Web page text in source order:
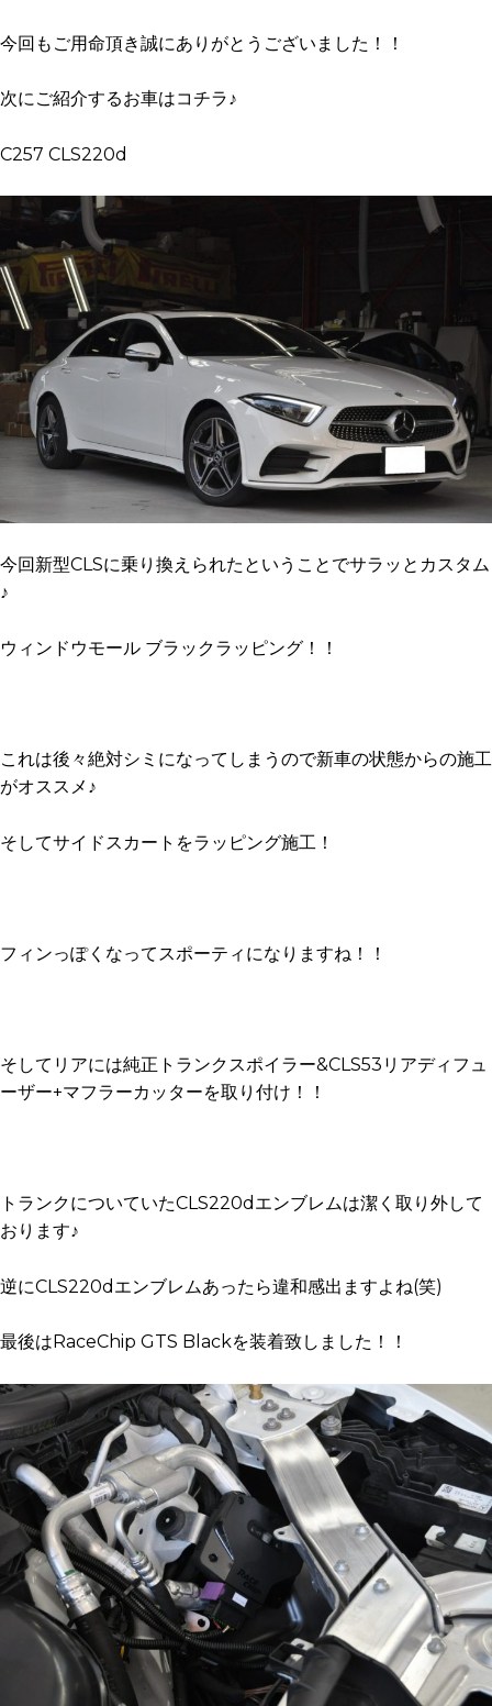
今回もご用命頂き誠にありがとうございました！！
次にご紹介するお車はコチラ♪
C257 CLS220d
今回新型CLSに乗り換えられたということでサラッとカスタム
♪
ウィンドウモール ブラックラッピング！！
これは後々絶対シミになってしまうので新車の状態からの施工
がオススメ♪
そしてサイドスカートをラッピング施工！
フィンっぽくなってスポーティになりますね！！
そしてリアには純正トランクスポイラー&CLS53リアディフュ
ーザー+マフラーカッターを取り付け！！
トランクについていたCLS220dエンブレムは潔く取り外して
おります♪
逆にCLS220dエンブレムあったら違和感出ますよね(笑)
最後はRaceChip GTS Blackを装着致しました！！